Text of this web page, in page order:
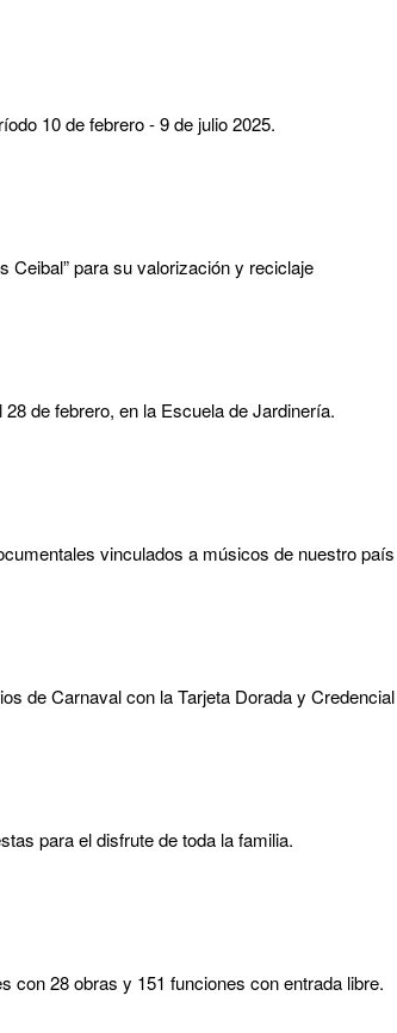
10 de febrero - 9 de julio 2025.
Ceibal” para su valorización y reciclaje
de febrero, en la Escuela de Jardinería.
vinculados a músicos de nuestro país
de Carnaval con la Tarjeta Dorada y Credencial
para el disfrute de toda la familia.
con 28 obras y 151 funciones con entrada libre.